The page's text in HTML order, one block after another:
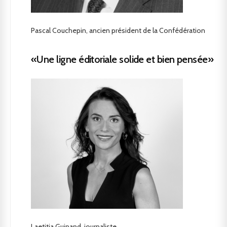
Pascal Couchepin, ancien président de la Confédération
«Une ligne éditoriale solide et bien pensée»